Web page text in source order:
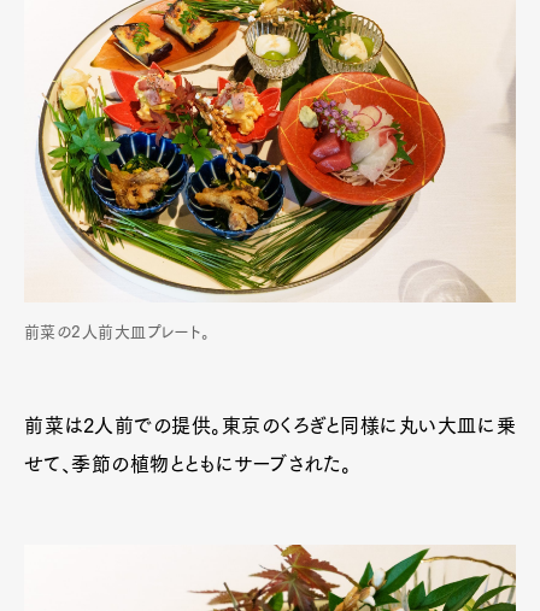
前菜の2人前大皿プレート。
前菜は2人前での提供。東京のくろぎと同様に丸い大皿に乗
せて、季節の植物とともにサーブされた。